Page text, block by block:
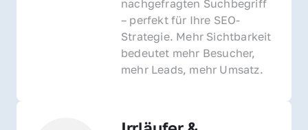
nachgefragten Suchbegriff
– perfekt für Ihre SEO-
Strategie. Mehr Sichtbarkeit
bedeutet mehr Besucher,
mehr Leads, mehr Umsatz.